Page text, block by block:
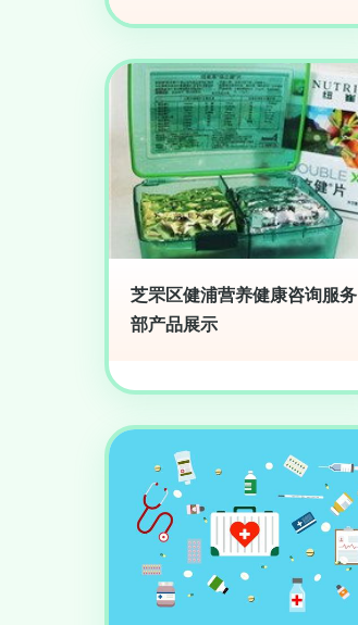
芝罘区健浦营养健康咨询服务
部产品展示